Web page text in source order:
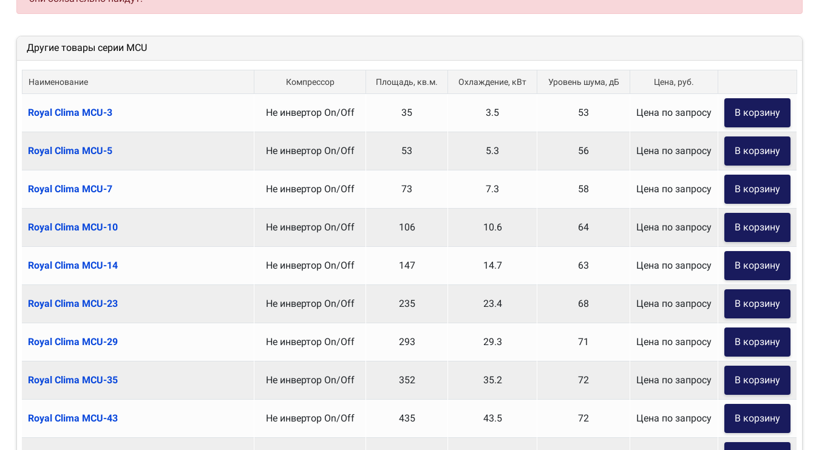
Другие товары серии MCU
Наименование Компрессор Площадь, кв.м. Охлаждение, кВт Уровень шума, дБ Цена, руб.
Royal Clima MCU-3 Не инвертор On/Off 35 3.5 53 Цена по запросу В корзину
Royal Clima MCU-5 Не инвертор On/Off 53 5.3 56 Цена по запросу В корзину
Royal Clima MCU-7 Не инвертор On/Off 73 7.3 58 Цена по запросу В корзину
Royal Clima MCU-10 Не инвертор On/Off 106 10.6 64 Цена по запросу В корзину
Royal Clima MCU-14 Не инвертор On/Off 147 14.7 63 Цена по запросу В корзину
Royal Clima MCU-23 Не инвертор On/Off 235 23.4 68 Цена по запросу В корзину
Royal Clima MCU-29 Не инвертор On/Off 293 29.3 71 Цена по запросу В корзину
Royal Clima MCU-35 Не инвертор On/Off 352 35.2 72 Цена по запросу В корзину
Royal Clima MCU-43 Не инвертор On/Off 435 43.5 72 Цена по запросу В корзину